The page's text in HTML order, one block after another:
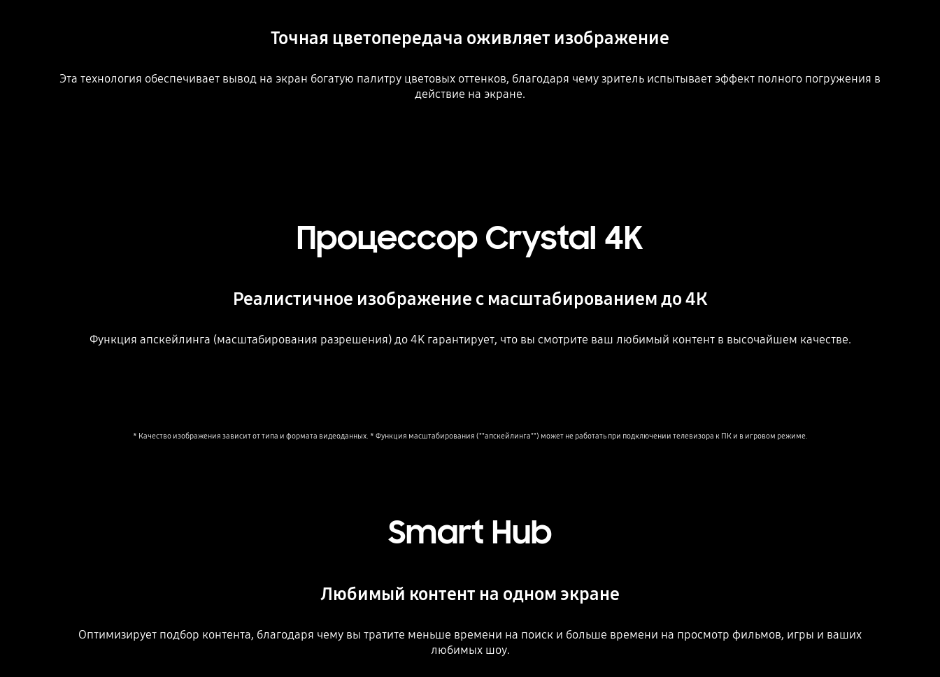
Точная цветопередача оживляет изображение
Эта технология обеспечивает вывод на экран богатую палитру цветовых оттенков, благодаря чему зритель испытывает эффект полного погружения в
действие на экране.
Процессор Crystal 4K
Реалистичное изображение с масштабированием до 4К
Функция апскейлинга (масштабирования разрешения) до 4K гарантирует, что вы смотрите ваш любимый контент в высочайшем качестве.
* Качество изображения зависит от типа и формата видеоданных. * Функция масштабирования (""апскейлинга"") может не работать при подключении телевизора к ПК и в игровом режиме.
Smart Hub
Любимый контент на одном экране
Оптимизирует подбор контента, благодаря чему вы тратите меньше времени на поиск и больше времени на просмотр фильмов, игры и ваших
любимых шоу.